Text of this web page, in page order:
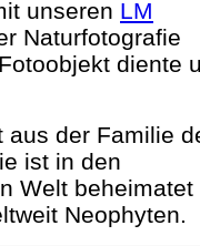
unseren LM
Naturfotografie
diente
aus der Familie
ist in den
Welt beheimatet
Neophyten.